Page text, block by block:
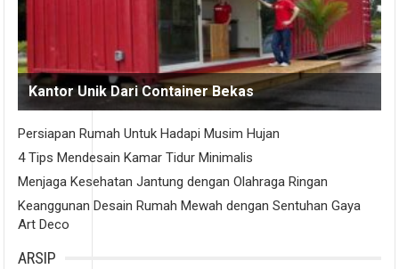
Kantor Unik Dari Container Bekas
Persiapan Rumah Untuk Hadapi Musim Hujan
4 Tips Mendesain Kamar Tidur Minimalis
Menjaga Kesehatan Jantung dengan Olahraga Ringan
Keanggunan Desain Rumah Mewah dengan Sentuhan Gaya
Art Deco
ARSIP